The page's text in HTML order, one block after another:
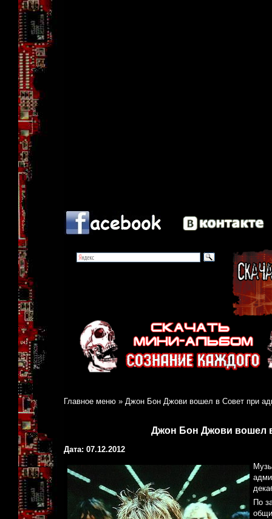
Главное меню » Джон Бон Джови вошел в Совет при
Джон Бон Джови вошел
Дата: 07.12.2012
По